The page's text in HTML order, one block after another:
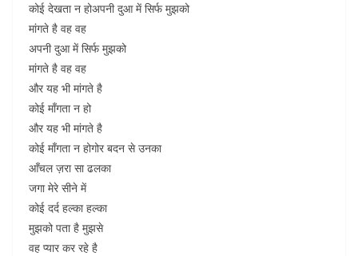
कोई देखता न होअपनी दुआ में सिर्फ मुझको
मांगते है वह वह
अपनी दुआ में सिर्फ मुझको
मांगते है वह वह
और यह भी मांगते है
कोई माँगता न हो
और यह भी मांगते है
कोई माँगता न होगोर बदन से उनका
आँचल ज़रा सा ढलका
जगा मेरे सीने में
कोई दर्द हल्का हल्का
मुझको पता है मुझसे
वह प्यार कर रहे है